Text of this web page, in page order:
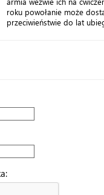
roku powołanie może
przeciwieństwie do lat